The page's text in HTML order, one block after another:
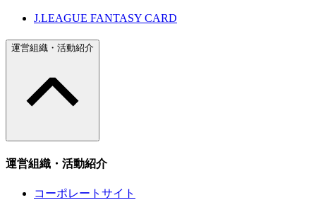
J.LEAGUE FANTASY CARD
運営組織・活動紹介
運営組織・活動紹介
コーポレートサイト